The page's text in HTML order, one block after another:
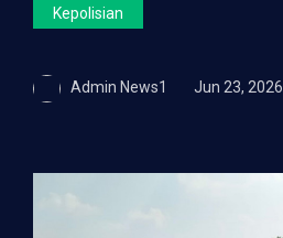
Kepolisian
Admin News1 Jun 23, 2026